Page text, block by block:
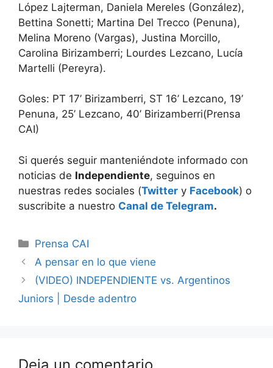
López Lajterman, Daniela Mereles (González),
Bettina Sonetti; Martina Del Trecco (Penuna),
Melina Moreno (Vargas), Justina Morcillo,
Carolina Birizamberri; Lourdes Lezcano, Lucía
Martelli (Pereyra).
Goles: PT 17’ Birizamberri, ST 16’ Lezcano, 19’
Penuna, 25’ Lezcano, 40’ Birizamberri(Prensa
CAI)
Si querés seguir manteniéndote informado con
noticias de Independiente, seguinos en
nuestras redes sociales (Twitter y Facebook) o
suscribite a nuestro Canal de Telegram.
Categorías
Prensa CAI
A pensar en lo que viene
(VIDEO) INDEPENDIENTE vs. Argentinos
Juniors | Desde adentro
Deja un comentario